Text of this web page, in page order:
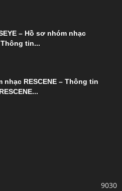
– Hồ sơ nhóm nhạc
Thông tin...
nhạc RESCENE – Thông tin
9030